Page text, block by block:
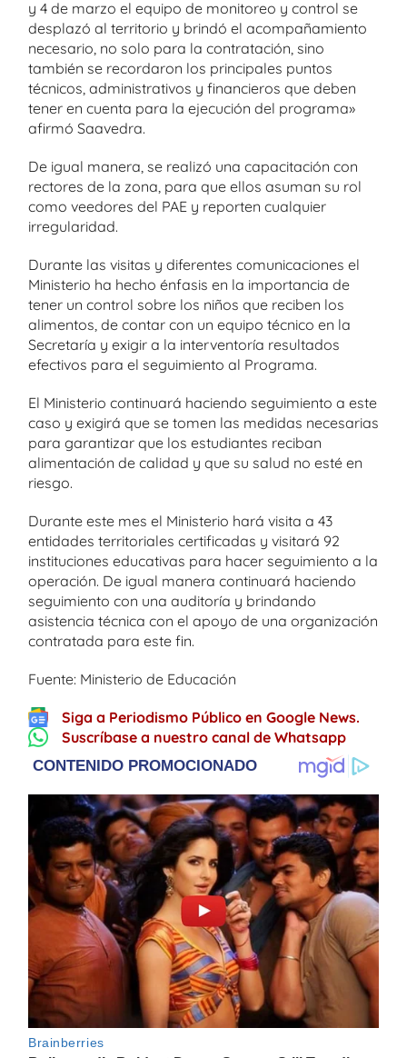
y 4 de marzo el equipo de monitoreo y control se
desplazó al territorio y brindó el acompañamiento
necesario, no solo para la contratación, sino
también se recordaron los principales puntos
técnicos, administrativos y financieros que deben
tener en cuenta para la ejecución del programa»
afirmó Saavedra.
De igual manera, se realizó una capacitación con
rectores de la zona, para que ellos asuman su rol
como veedores del PAE y reporten cualquier
irregularidad.
Durante las visitas y diferentes comunicaciones el
Ministerio ha hecho énfasis en la importancia de
tener un control sobre los niños que reciben los
alimentos, de contar con un equipo técnico en la
Secretaría y exigir a la interventoría resultados
efectivos para el seguimiento al Programa.
El Ministerio continuará haciendo seguimiento a este
caso y exigirá que se tomen las medidas necesarias
para garantizar que los estudiantes reciban
alimentación de calidad y que su salud no esté en
riesgo.
Durante este mes el Ministerio hará visita a 43
entidades territoriales certificadas y visitará 92
instituciones educativas para hacer seguimiento a la
operación. De igual manera continuará haciendo
seguimiento con una auditoría y brindando
asistencia técnica con el apoyo de una organización
contratada para este fin.
Fuente: Ministerio de Educación
Siga a Periodismo Público en Google News.
Suscríbase a nuestro canal de Whatsapp